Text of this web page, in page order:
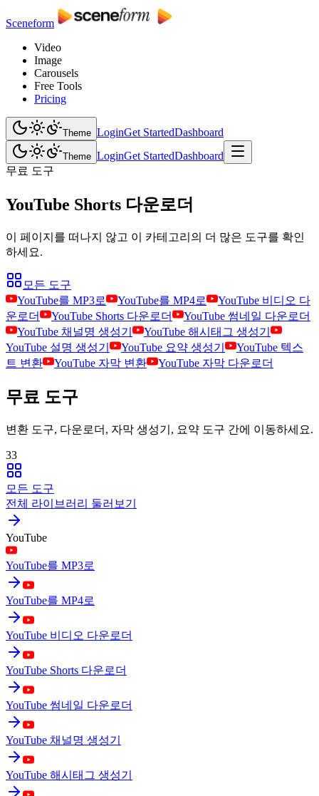
Sceneform
Video
Image
Carousels
Free Tools
Pricing
Theme LoginGet StartedDashboard
Theme LoginGet StartedDashboard
무료 도구
YouTube Shorts 다운로더
이 페이지를 떠나지 않고 이 카테고리의 더 많은 도구를 확인
하세요.
모든 도구
YouTube를 MP3로
YouTube를 MP4로
YouTube 비디오 다
운로더
YouTube Shorts 다운로더
YouTube 썸네일 다운로더
YouTube 채널명 생성기
YouTube 해시태그 생성기
YouTube 설명 생성기
YouTube 요약 생성기
YouTube 텍스
트 변환
YouTube 자막 변환 YouTube 자막 다운로더
무료 도구
변환 도구, 다운로더, 자막 생성기, 요약 도구 간에 이동하세요.
33
모든 도구
전체 라이브러리 둘러보기
YouTube
YouTube를 MP3로
YouTube를 MP4로
YouTube 비디오 다운로더
YouTube Shorts 다운로더
YouTube 썸네일 다운로더
YouTube 채널명 생성기
YouTube 해시태그 생성기